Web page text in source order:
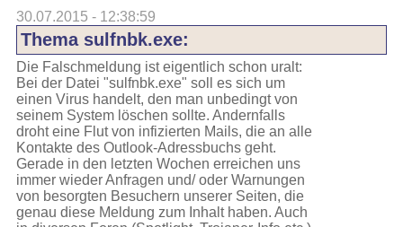
30.07.2015 - 12:38:59
Thema sulfnbk.exe:
Die Falschmeldung ist eigentlich schon uralt:
Bei der Datei "sulfnbk.exe" soll es sich um
einen Virus handelt, den man unbedingt von
seinem System löschen sollte. Andernfalls
droht eine Flut von infizierten Mails, die an alle
Kontakte des Outlook-Adressbuchs geht.
Gerade in den letzten Wochen erreichen uns
immer wieder Anfragen und/ oder Warnungen
von besorgten Besuchern unserer Seiten, die
genau diese Meldung zum Inhalt haben. Auch